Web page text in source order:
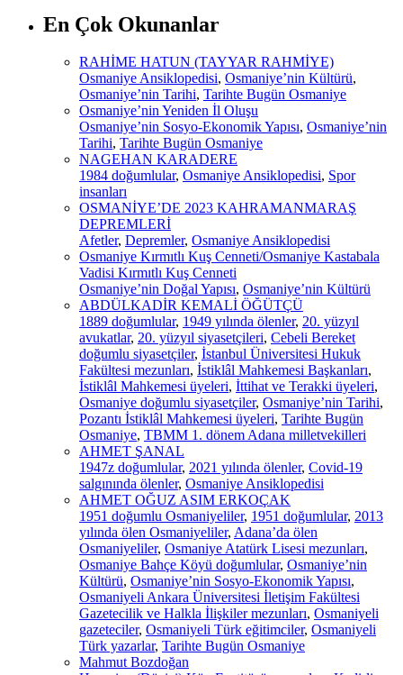
En Çok Okunanlar
RAHİME HATUN (TAYYAR RAHMİYE)
Osmaniye Ansiklopedisi, Osmaniye’nin Kültürü,
Osmaniye’nin Tarihi, Tarihte Bugün Osmaniye
Osmaniye’nin Yeniden İl Oluşu
Osmaniye’nin Sosyo-Ekonomik Yapısı, Osmaniye’nin
Tarihi, Tarihte Bugün Osmaniye
NAGEHAN KARADERE
1984 doğumlular, Osmaniye Ansiklopedisi, Spor
insanları
OSMANİYE’DE 2023 KAHRAMANMARAŞ
DEPREMLERİ
Afetler, Depremler, Osmaniye Ansiklopedisi
Osmaniye Kırmıtlı Kuş Cenneti/Osmaniye Kastabala
Vadisi Kırmıtlı Kuş Cenneti
Osmaniye’nin Doğal Yapısı, Osmaniye’nin Kültürü
ABDÜLKADİR KEMALİ ÖĞÜTÇÜ
1889 doğumlular, 1949 yılında ölenler, 20. yüzyıl
avukatlar, 20. yüzyıl siyasetçileri, Cebeli Bereket
doğumlu siyasetçiler, İstanbul Üniversitesi Hukuk
Fakültesi mezunları, İstiklâl Mahkemesi Başkanları,
İstiklâl Mahkemesi üyeleri, İttihat ve Terakki üyeleri,
Osmaniye doğumlu siyasetçiler, Osmaniye’nin Tarihi,
Pozantı İstiklâl Mahkemesi üyeleri, Tarihte Bugün
Osmaniye, TBMM 1. dönem Adana milletvekilleri
AHMET ŞANAL
1947z doğumlular, 2021 yılında ölenler, Covid-19
salgınında ölenler, Osmaniye Ansiklopedisi
AHMET OĞUZ ASIM ERKOÇAK
1951 doğumlu Osmaniyeliler, 1951 doğumlular, 2013
yılında ölen Osmaniyeliler, Adana’da ölen
Osmaniyeliler, Osmaniye Atatürk Lisesi mezunları,
Osmaniye Bahçe Köyü doğumlular, Osmaniye’nin
Kültürü, Osmaniye’nin Sosyo-Ekonomik Yapısı,
Osmaniyeli Ankara Üniversitesi İletişim Fakültesi
Gazetecilik ve Halkla İlişkiler mezunları, Osmaniyeli
gazeteciler, Osmaniyeli Türk eğitimciler, Osmaniyeli
Türk yazarlar, Tarihte Bugün Osmaniye
Mahmut Bozdoğan